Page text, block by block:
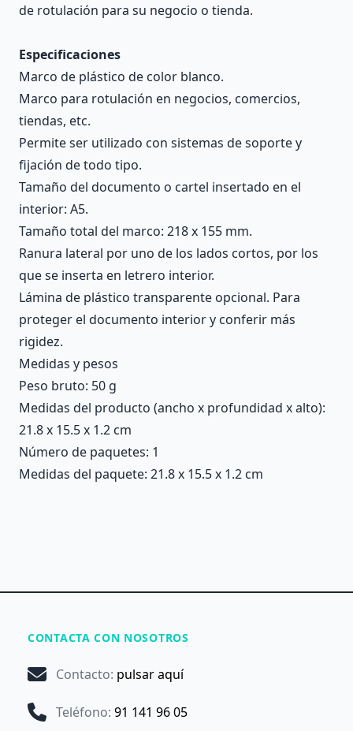
de rotulación para su negocio o tienda.
Especificaciones
Marco de plástico de color blanco.
Marco para rotulación en negocios, comercios,
tiendas, etc.
Permite ser utilizado con sistemas de soporte y
fijación de todo tipo.
Tamaño del documento o cartel insertado en el
interior: A5.
Tamaño total del marco: 218 x 155 mm.
Ranura lateral por uno de los lados cortos, por los
que se inserta en letrero interior.
Lámina de plástico transparente opcional. Para
proteger el documento interior y conferir más
rigidez.
Medidas y pesos
Peso bruto: 50 g
Medidas del producto (ancho x profundidad x alto):
21.8 x 15.5 x 1.2 cm
Número de paquetes: 1
Medidas del paquete: 21.8 x 15.5 x 1.2 cm
CONTACTA CON NOSOTROS
Contacto: pulsar aquí
Teléfono: 91 141 96 05